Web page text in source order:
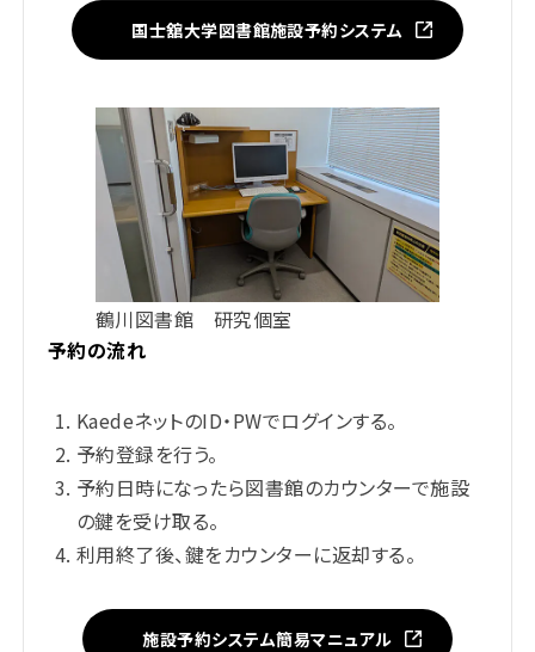
国士舘大学図書館施設予約システム
鶴川図書館 研究個室
予約の流れ
KaedeネットのID・PWでログインする。
予約登録を行う。
予約日時になったら図書館のカウンターで施設
の鍵を受け取る。
利用終了後、鍵をカウンターに返却する。
施設予約システム簡易マニュアル